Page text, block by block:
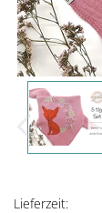
Lieferzeit: